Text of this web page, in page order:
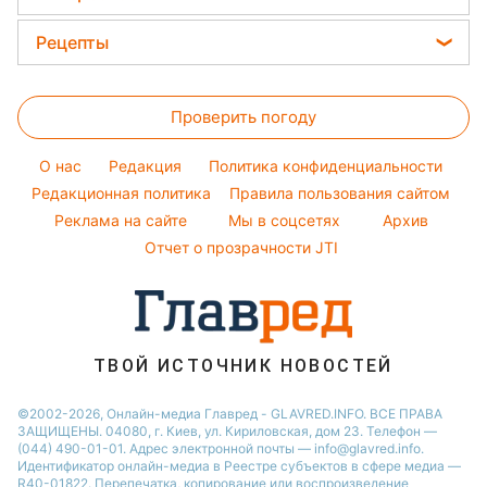
Новости Житомира
Новости Одессы
Новости Харькова
Новости Полтавы
Новости Сум
Новости Черкассы
Новости Ровно
Кейт Миддлтон
Алла Пугачева
Настя Каменских
Виталий Козловский
Потап
София Ротару
Ольга Сумская
Новости моды
Советы от Андре Тана
Окрашивание волос
Красивый маникюр
Головоломки
Тесты по картинке
Оптические иллюзии
Народные приметы
Все о шоу-бизнесе
Рецепты
Простые блюда
Легкие десерты
Напитки
Праздничное меню
Проверить погоду
O нас Редакция
Политика конфиденциальности
Редакционная политика
Правила пользования сайтом
Реклама на сайте
Мы в соцсетях
Архив
Отчет о прозрачности JTI
ТВОЙ ИСТОЧНИК НОВОСТЕЙ
©2002-2026, Онлайн-медиа Главред - GLAVRED.INFO. ВСЕ ПРАВА
ЗАЩИЩЕНЫ. 04080, г. Киев, ул. Кириловская, дом 23. Телефон —
(044) 490-01-01. Адрес электронной почты — info@glavred.info.
Идентификатор онлайн-медиа в Реестре cубъектов в сфере медиа —
R40-01822. Перепечатка, копирование или воспроизведение